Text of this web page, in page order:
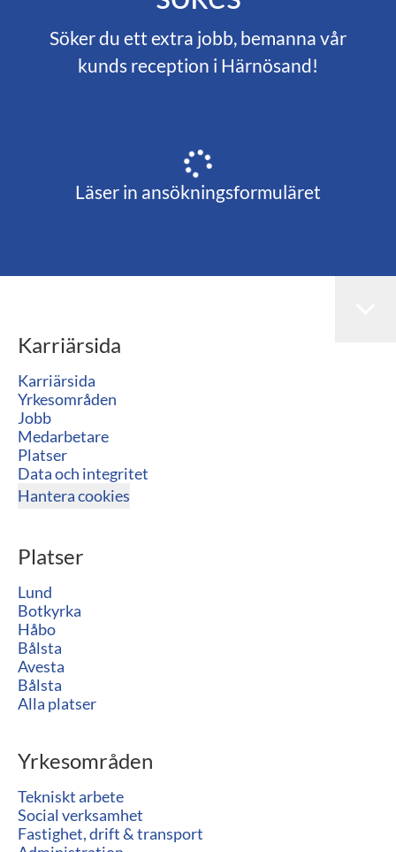
Söker du ett extra jobb, bemanna vår
kunds reception i Härnösand!
Läser in ansökningsformuläret
Karriärsida
Karriärsida
Yrkesområden
Jobb
Medarbetare
Platser
Data och integritet
Hantera cookies
Platser
Lund
Botkyrka
Håbo
Bålsta
Avesta
Bålsta
Alla platser
Yrkesområden
Tekniskt arbete
Social verksamhet
Fastighet, drift & transport